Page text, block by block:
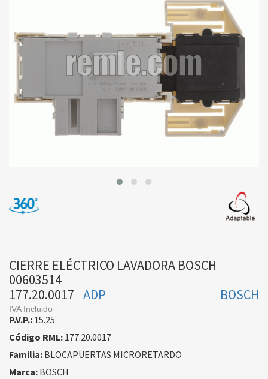
CIERRE ELÉCTRICO LAVADORA BOSCH
00603514
177.20.0017
BOSCH
ADP
IVA Incluido
P.V.P.: 15.25
Código RML: 177.20.0017
Familia: BLOCAPUERTAS MICRORETARDO
Marca: BOSCH